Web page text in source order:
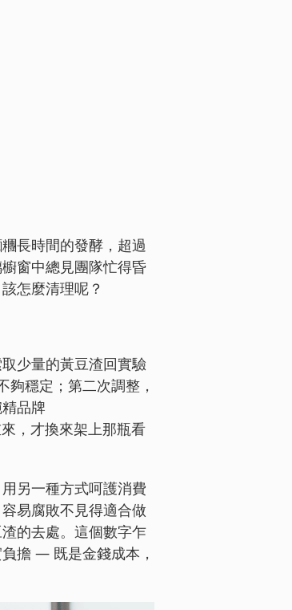
長時間的發酵，超過
窗中總見團隊忙得昏
怎麼清理呢？
少量的黃豆渣回實驗
穩定；第二次調整，
品牌
，才換來架上那瓶看
另一種方式呵護消費
易腐敗不見得適合做
的去處。這個數字乍
擔 — 既是金錢成本，